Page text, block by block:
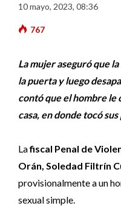
10 mayo, 2023, 08:36
767
La mujer aseguró que
la puerta y luego
contó que el hombre le
casa, en donde tocó
Lafiscal Penal de
Orán, Soledad Filtrín
provisionalmente a un
sexual simple.